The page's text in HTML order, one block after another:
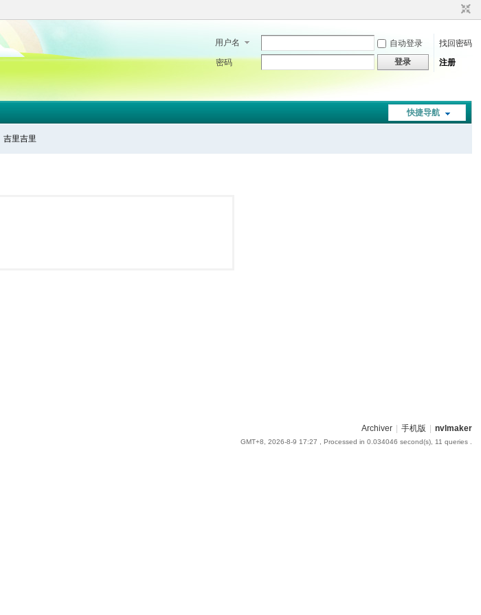
用户名 自动登录
找回密码
密码
登录 注册
快捷导航
吉里吉里
Archiver 手机版 nvlmaker
GMT+8, 2026-8-9 17:27 , Processed in 0.034046 second(s), 11 queries .